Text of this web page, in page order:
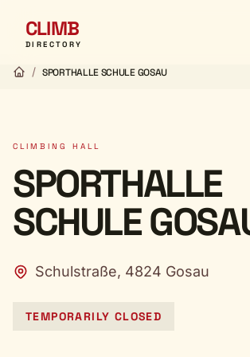
CLIMB
DIRECTORY
/ SPORTHALLE SCHULE GOSAU
CLIMBING HALL
SPORTHALLE
SCHULE
Schulstraße, 4824 Gosau
TEMPORARILY CLOSED